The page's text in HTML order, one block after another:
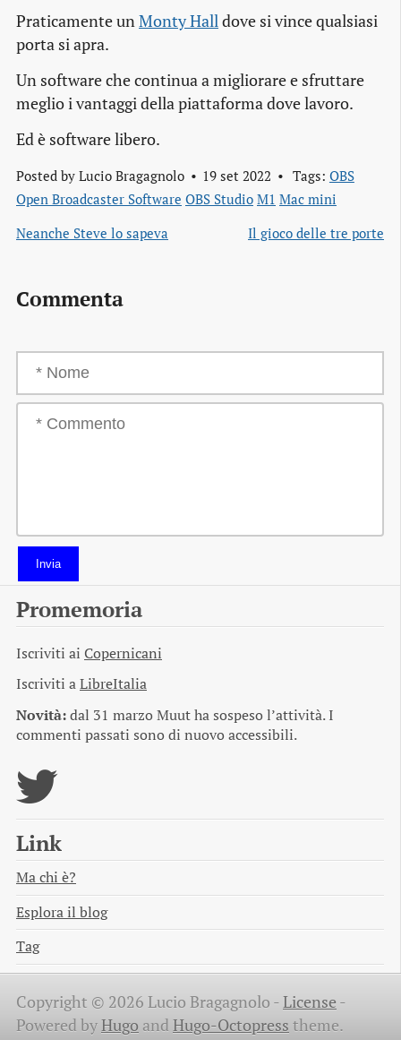
Praticamente unMonty Halldove si vince qualsiasi
porta si apra.
Un software che continua a migliorare e sfruttare
meglio i vantaggi della piattaforma dove lavoro.
Ed è software libero.
Posted by Lucio Bragagnolo 19 set 2022 Tags: OBS
Open Broadcaster Software OBS Studio M1 Mac mini
Neanche Steve lo sapeva
Il gioco delle tre porte
Commenta
Invia
Promemoria
Iscriviti ai Copernicani
Iscriviti aLibreItalia
Novità:dal 31 marzo Muut ha sospeso l’attività. I
commenti passati sono di nuovo accessibili.
Link
Ma chi è?
Esplora il blog
Tag
Copyright © 2026 Lucio Bragagnolo -License -
Powered byHugo and Hugo-Octopress theme.